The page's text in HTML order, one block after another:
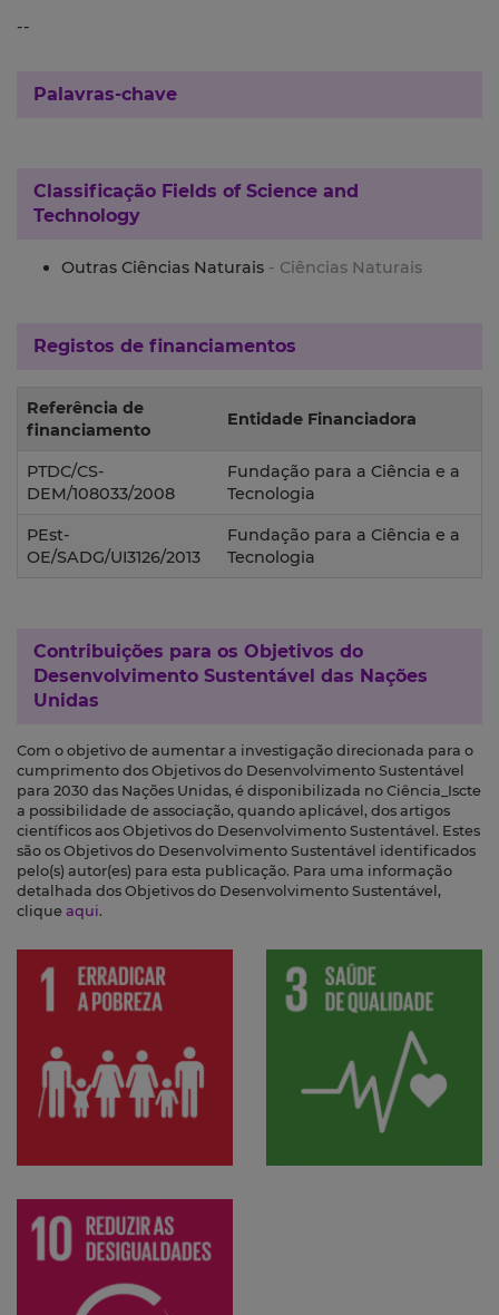
--
Palavras-chave
Classificação Fields of Science and
Technology
Outras Ciências Naturais - Ciências Naturais
Registos de financiamentos
Referência de
financiamento
Entidade Financiadora
PTDC/CS-
DEM/108033/2008
Fundação para a Ciência e a
Tecnologia
PEst-
OE/SADG/UI3126/2013
Fundação para a Ciência e a
Tecnologia
Contribuições para os Objetivos do
Desenvolvimento Sustentável das Nações
Unidas
Com o objetivo de aumentar a investigação direcionada para o
cumprimento dos Objetivos do Desenvolvimento Sustentável
para 2030 das Nações Unidas, é disponibilizada no Ciência_Iscte
a possibilidade de associação, quando aplicável, dos artigos
científicos aos Objetivos do Desenvolvimento Sustentável. Estes
são os Objetivos do Desenvolvimento Sustentável identificados
pelo(s) autor(es) para esta publicação. Para uma informação
detalhada dos Objetivos do Desenvolvimento Sustentável,
clique aqui.